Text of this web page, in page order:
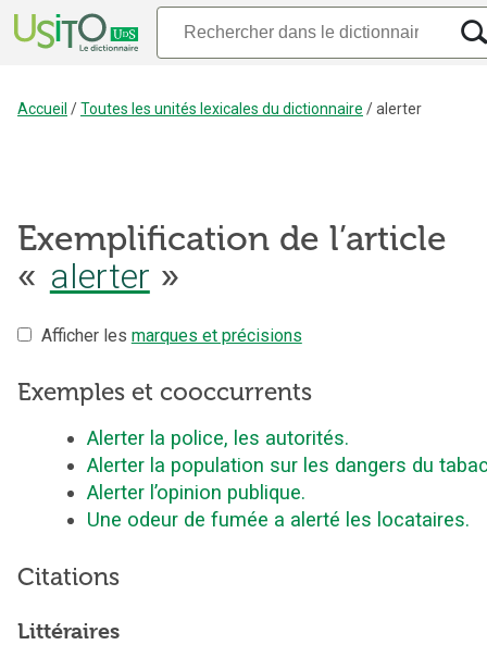
Accueil /Toutes les unités lexicales du dictionnaire /alerter
Exemplification de l’article
« alerter »
Afficher les marques et précisions
Exemples et cooccurrents
Alerter la police, les autorités.
Alerter la population sur les dangers du
Alerter l’opinion publique.
Une odeur de fumée a alerté les locataires.
Citations
Littéraires